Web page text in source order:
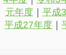
元年度
平成
平成27年度